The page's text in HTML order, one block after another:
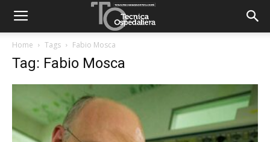
Home Tags Fabio Mosca
Tag: Fabio Mosca